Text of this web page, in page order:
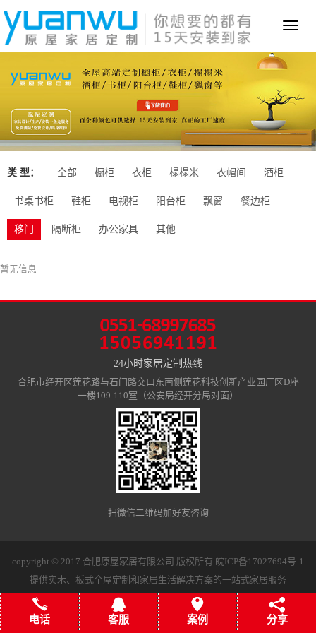
Toggle
类 型： 全部 橱柜 衣柜 榻榻米 衣帽间 酒柜
书桌书柜 鞋柜 电视柜 阳台柜 飘窗 餐边柜
移门 隔断柜 办公家具 其他
暂无信息
24小时家居定制热线
合肥市经开区莲花路与石门路交口东南侧莲花科技创新产业园厂区D座
一楼109-110室（公安局经开分局对面）
扫微信二维码加好友咨询
copyright © 2017 合肥原屋家居有限公司 版权所有 皖ICP备17027694号-1
提供实木、板式全屋定制和家居生活解决方案的一站式家居服务
电话 客服 案例 分享